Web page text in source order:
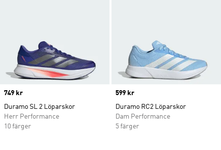
Price
749 kr
Duramo SL 2 Löparskor
Herr Performance
10 färger
Price
599 kr
Duramo RC2 Löparskor
Dam Performance
5 färger